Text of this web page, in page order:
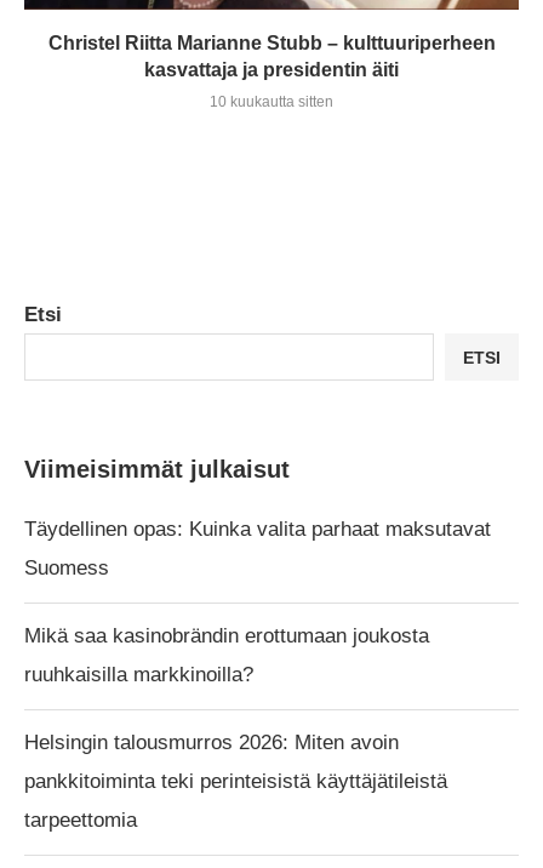
Christel Riitta Marianne Stubb – kulttuuriperheen
kasvattaja ja presidentin äiti
10 kuukautta sitten
Etsi
ETSI
Viimeisimmät julkaisut
Täydellinen opas: Kuinka valita parhaat maksutavat
Suomess
Mikä saa kasinobrändin erottumaan joukosta
ruuhkaisilla markkinoilla?
Helsingin talousmurros 2026: Miten avoin
pankkitoiminta teki perinteisistä käyttäjätileistä
tarpeettomia